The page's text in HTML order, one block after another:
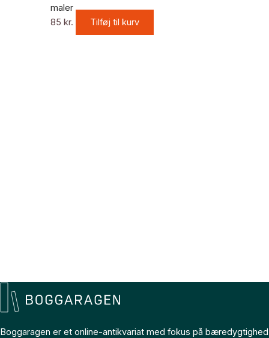
maler
85 kr. Tilføj til kurv
Boggaragen er et online-antikvariat med fokus på bæredygtighed